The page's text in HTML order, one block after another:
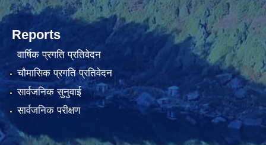
Reports
वार्षिक प्रगति प्रतिवेदन
चौमासिक प्रगति प्रतिवेदन
सार्वजनिक सुनुवाई
सार्वजनिक परीक्षण